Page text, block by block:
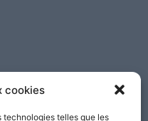
cookies
technologies telles que les